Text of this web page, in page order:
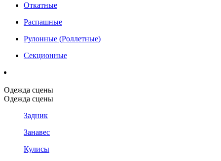
Откатные
Распашные
Рулонные (Роллетные)
Секционные
Одежда сцены
Одежда сцены
Задник
Занавес
Кулисы